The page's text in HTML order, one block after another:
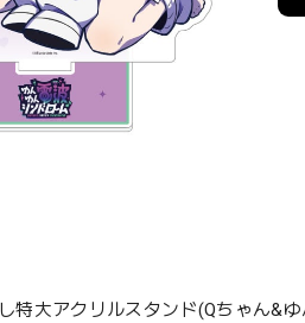
特大アクリルスタンド(Qちゃん&ゆ